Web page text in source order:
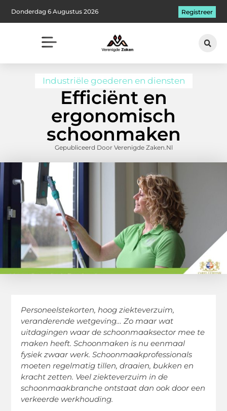
Donderdag 6 Augustus 2026 Registreer
Industriële goederen en diensten
Efficiënt en
ergonomisch
schoonmaken
Gepubliceerd Door Verenigde Zaken.nl
Personeelstekorten, hoog ziekteverzuim,
veranderende wetgeving… Zo maar wat
uitdagingen waar de schoonmaaksector mee te
maken heeft. Schoonmaken is nu eenmaal
fysiek zwaar werk. Schoonmaakprofessionals
moeten regelmatig tillen, draaien, bukken en
kracht zetten. Veel ziekteverzuim in de
schoonmaakbranche ontstaat dan ook door een
verkeerde werkhouding.